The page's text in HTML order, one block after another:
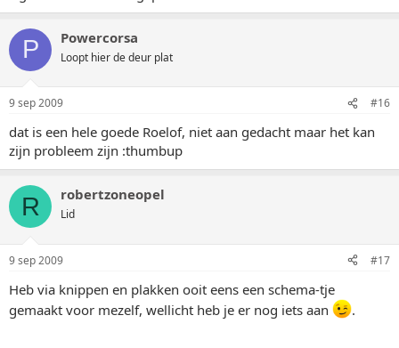
P Powercorsa
Loopt hier de deur plat
9 sep 2009 #16
dat is een hele goede Roelof, niet aan gedacht maar het kan
zijn probleem zijn :thumbup
R robertzoneopel
Lid
9 sep 2009 #17
Heb via knippen en plakken ooit eens een schema-tje
gemaakt voor mezelf, wellicht heb je er nog iets aan
.